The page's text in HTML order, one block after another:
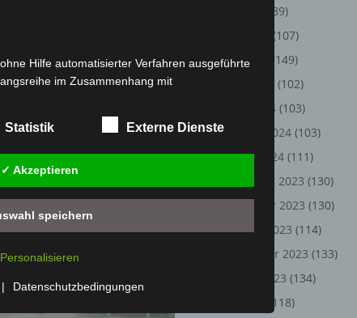
ließ Klaus Keller sich
(89)
(107)
Mai 2024
(149)
(102)
März 2024 (103)
Februar 2024 (103)
Januar 2024 (111)
Dezember 2023 (130)
November 2023 (130)
Oktober 2023 (114)
September 2023 (133)
August 2023 (134)
(118)
Hilfe automatisierter Verfahren ausgeführte
im Zusammenhang mit
Anpassung oder Veränderung, das Auslesen,
die Offenlegung durch Übermittlung, Verbreitung
den Abgleich oder die Verknüpfung,
oder die Vernichtung.
Verarbeitung
ist die Markierung gespeicherter
Verarbeitung personenbezogener
Statistik Externe Dienste
✓ Akzeptieren
speichern
Personalisieren
| Datenschutzbedingungen